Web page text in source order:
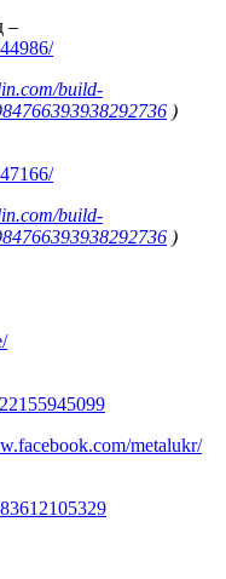
–
build-
)
build-
)
metalukr/